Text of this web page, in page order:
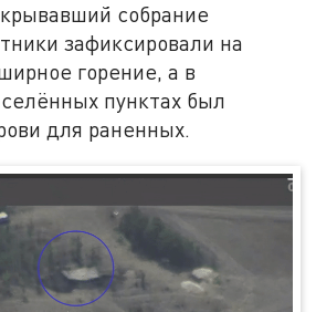
собрание
зафиксировали на
горение, а в
пунктах был
для раненных.